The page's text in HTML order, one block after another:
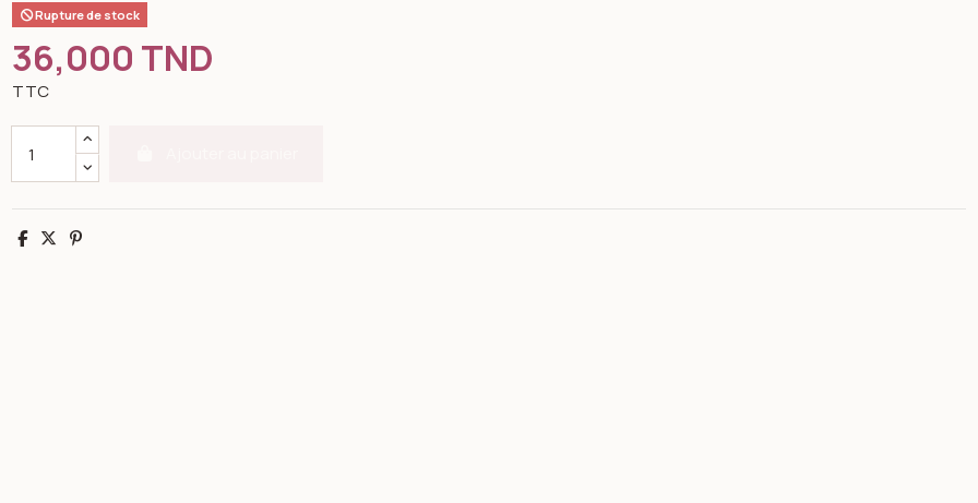
Rupture de stock
36,000 TND
TTC
Partager
TweetPinterest